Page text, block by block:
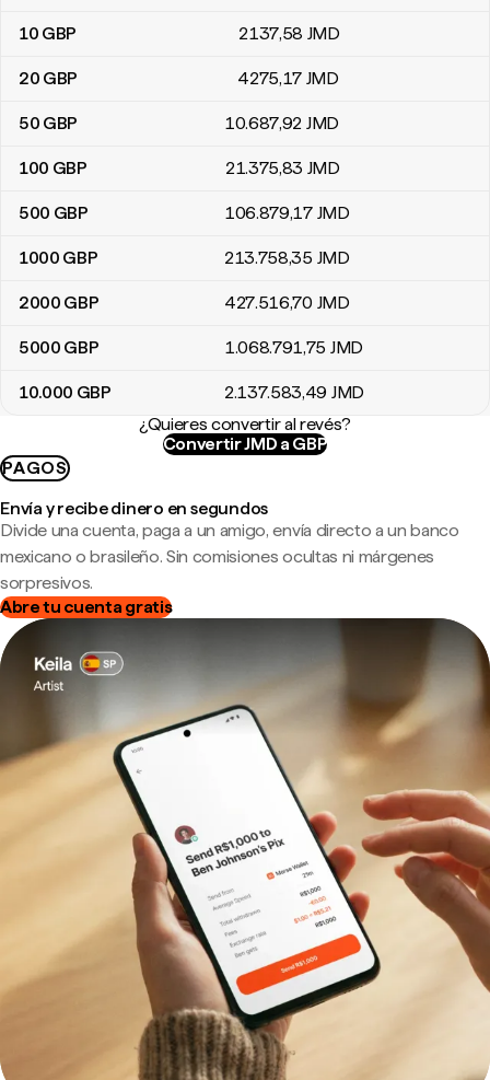
10 GBP 2137,58 JMD
20 GBP 4275,17 JMD
50 GBP 10.687,92 JMD
100 GBP 21.375,83 JMD
500 GBP 106.879,17 JMD
1000 GBP 213.758,35 JMD
2000 GBP 427.516,70 JMD
5000 GBP 1.068.791,75 JMD
10.000 GBP 2.137.583,49 JMD
¿Quieres convertir al revés?
Convertir JMD a GBP
PAGOS
Envía y recibe dinero en segundos
Divide una cuenta, paga a un amigo, envía directo a un banco
mexicano o brasileño. Sin comisiones ocultas ni márgenes
sorpresivos.
Abre tu cuenta gratis